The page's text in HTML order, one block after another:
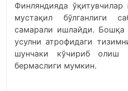
Финляндияда
мустақил бўлганлиги
самарали ишлайди.
усулни атрофидаги
шунчаки кўчириб олиш
бермаслиги мумкин.